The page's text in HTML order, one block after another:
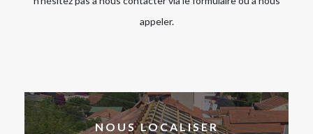
appeler.
NOUS LOCALISER